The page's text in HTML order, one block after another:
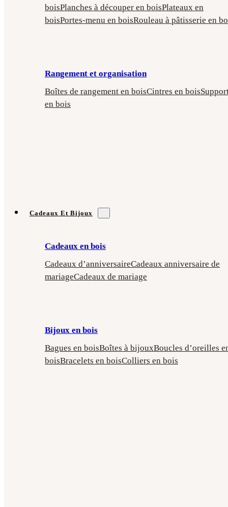
boisPlanches à découper en boisPlateaux en
boisPortes-menu en boisRouleau à pâtisserie en
Rangement et organisation
Boîtes de rangement en boisCintres en bois
en bois
Cadeaux Et Bijoux
Cadeaux en bois
Cadeaux d’anniversaireCadeaux anniversaire de
mariageCadeaux de mariage
Bijoux en bois
Bagues en boisBoîtes à bijouxBoucles d’oreilles
boisBracelets en boisColliers en bois